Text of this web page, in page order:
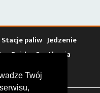
Twój
Stacje paliw Jedzenie
Rajdy Spotkania